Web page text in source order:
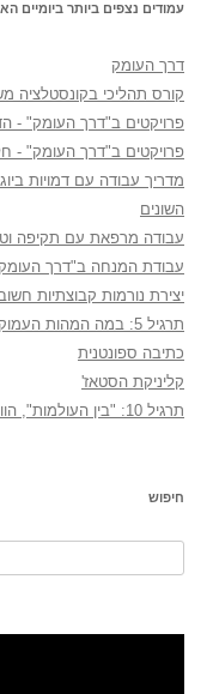
עמודים נצפים ביותר ביומיים
דרך העומק
קורס תהליכי בקונסטלציה
פרויקטים ב"דרך העומק" -
פרויקטים ב"דרך העומק" -
מדריך עבודה עם דמויות
השונים
עבודה מרפאת עם תקיפה
עבודת המנחה ב"דרך
יצירת נורמות קבוצתיות
תרגיל 5: במה המהות
כתיבה ספונטנית
קליניקת הסטאז'
תרגיל 10: "בין העולמות", הווה, עתיד, אחרי העתיד.
חיפוש